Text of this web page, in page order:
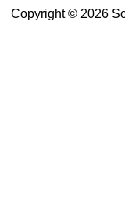
Copyright © 2026